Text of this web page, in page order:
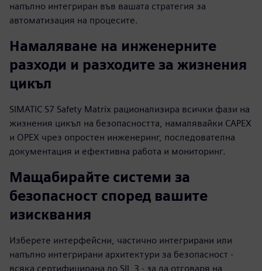
напълно интегриран във вашата стратегия за
автоматизация на процесите.
Намаляване на инженерните
разходи и разходите за жизнения
цикъл
SIMATIC S7 Safety Matrix рационализира всички фази на
жизнения цикъл на безопасността, намалявайки CAPEX
и OPEX чрез опростен инженеринг, последователна
документация и ефективна работа и мониторинг.
Мащабирайте системи за
безопасност според вашите
изисквания
Изберете интерфейсни, частично интегрирани или
напълно интегрирани архитектури за безопасност -
всяка сертифицирана до SIL 3 - за да отговаря на